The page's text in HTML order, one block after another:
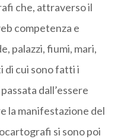
che, attraverso il
competenza e
palazzi, fiumi, mari,
di cui sono fatti i
dall’essere
la manifestazione del
si sono poi